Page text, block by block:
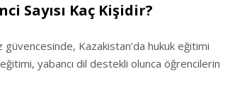
Sayısı Kaç Kişidir?
Kazakistan’da hukuk eğitimi
eğitimi, yabancı dil destekli olunca öğrencilerin